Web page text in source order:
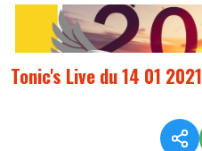
Tonic's Live du 14 01 2021